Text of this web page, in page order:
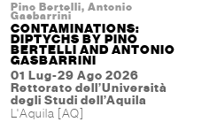
Pino Bertelli, Antonio
Gasbarrini
CONTAMINATIONS:
DIPTYCHS BY PINO
BERTELLI AND ANTONIO
GASBARRINI
01 Lug-29 Ago 2026
Rettorato dell’Università
degli Studi dell’Aquila
L'Aquila [AQ]